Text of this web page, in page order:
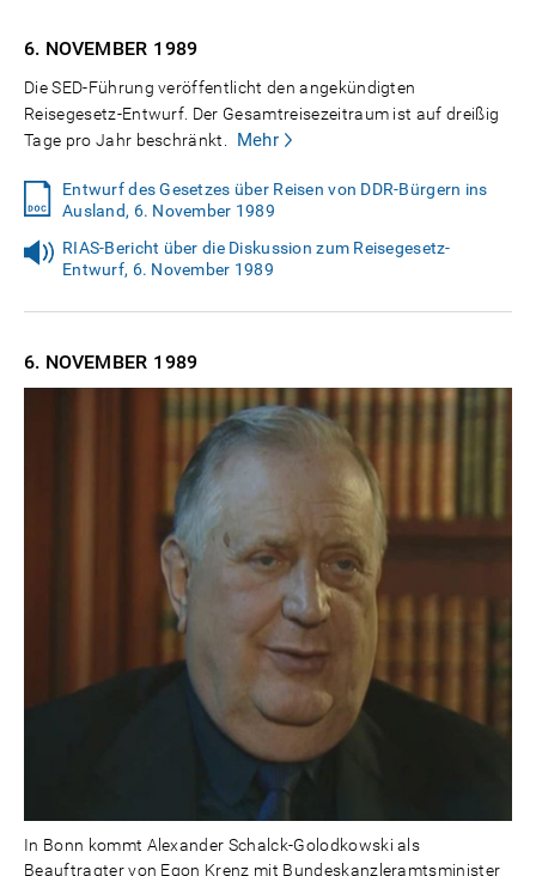
6. NOVEMBER 1989
Die SED-Führung veröffentlicht den angekündigten
Reisegesetz-Entwurf. Der Gesamtreisezeitraum ist auf dreißig
Tage pro Jahr beschränkt.
Mehr
Entwurf des Gesetzes über Reisen von DDR-Bürgern ins
Ausland, 6. November 1989
RIAS-Bericht über die Diskussion zum Reisegesetz-
Entwurf, 6. November 1989
6. NOVEMBER 1989
In Bonn kommt Alexander Schalck-Golodkowski als
Beauftragter von Egon Krenz mit Bundeskanzleramtsminister